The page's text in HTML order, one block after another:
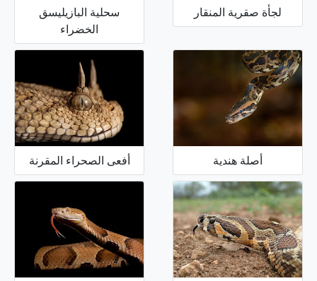
لجأة صقرية المنقار
سحلية البازيليسق
الخضراء
أصلة هندية أفعى الصحراء المقرنة